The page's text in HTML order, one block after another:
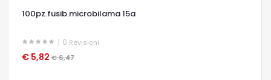
100pz.fusib.microbilama 15a
0 Revisioni
€ 5,82 € 6,47
OCCHIATA VELOCE